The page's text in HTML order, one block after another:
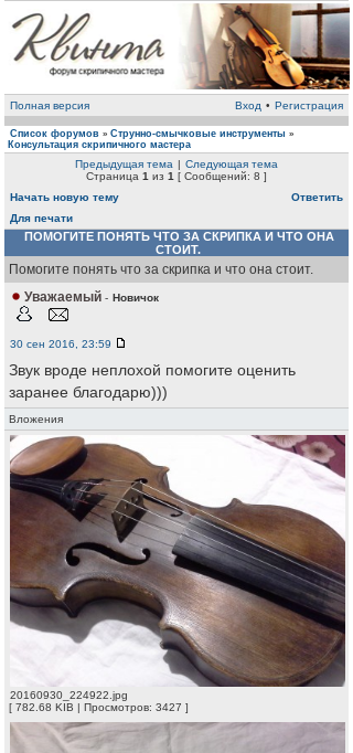
Полная версия Вход • Регистрация
Список форумов » Струнно-смычковые инструменты »
Консультация скрипичного мастера
Предыдущая тема | Следующая тема
Страница 1 из 1 [ Сообщений: 8 ]
Начать новую тему
Ответить
Для печати
ПОМОГИТЕ ПОНЯТЬ ЧТО ЗА СКРИПКА И ЧТО ОНА
СТОИТ.
Помогите понять что за скрипка и что она стоит.
Уважаемый - Новичок
30 сен 2016, 23:59
Звук вроде неплохой помогите оценить
заранее благодарю)))
Вложения
20160930_224922.jpg
[ 782.68 KIB | Просмотров: 3427 ]